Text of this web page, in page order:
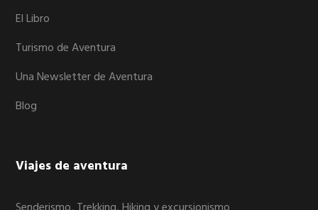
El Libro
Turismo de Aventura
Una Newsletter de Aventura
Blog
Viajes de aventura